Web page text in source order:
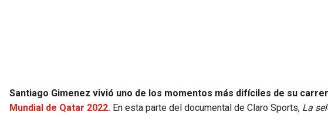
Santiago Gimenez vivió uno de los momentos más difíciles de su
Mundial de Qatar 2022. En esta parte del documental de Claro Sports, La